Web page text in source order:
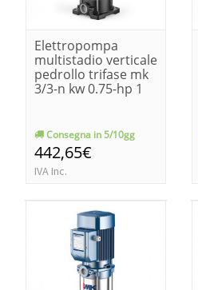
Elettropompa
multistadio verticale
pedrollo trifase mk
3/3-n kw 0.75-hp 1
Consegna in 5/10gg
442,65€
IVA Inc.